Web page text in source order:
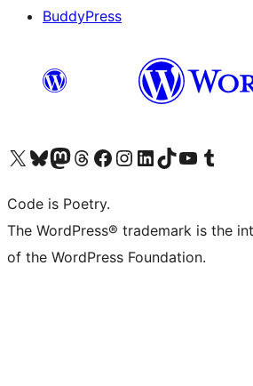
BuddyPress
Navštivte náš účet na X (dříve Twitter)
Navštivte náš Bluesky účetNavštivte náš účet Mastodon
Navštivte náš Threads účetNavštivte naši stránku na Facebooku
Navštivte náš Instagram účetNavštivte náš LinkedIn účetNavštivte náš TikTok účetNavštivte náš YouTube kanálNavštivte náš Tumblr účet
Code is Poetry.
The WordPress® trademark is the
of the WordPress Foundation.